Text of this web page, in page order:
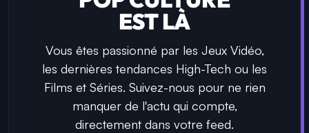
EST LÀ
Vous êtes passionné par les Jeux Vidéo,
les dernières tendances High-Tech ou les
Films et Séries. Suivez-nous pour ne rien
manquer de l'actu qui compte,
directement dans votre feed.